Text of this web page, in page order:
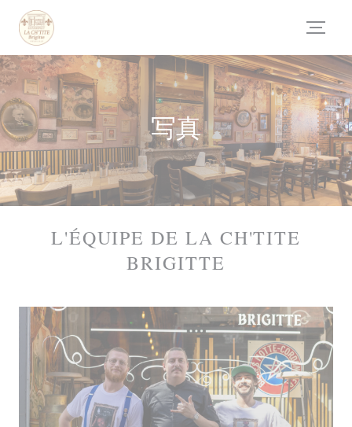
クッキー利用の管理について
写真
L'ÉQUIPE DE LA CH'TITE
BRIGITTE